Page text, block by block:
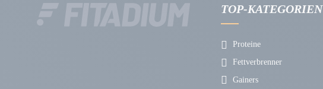
TOP-KATEGORIEN
Proteine
Fettverbrenner
Gainers